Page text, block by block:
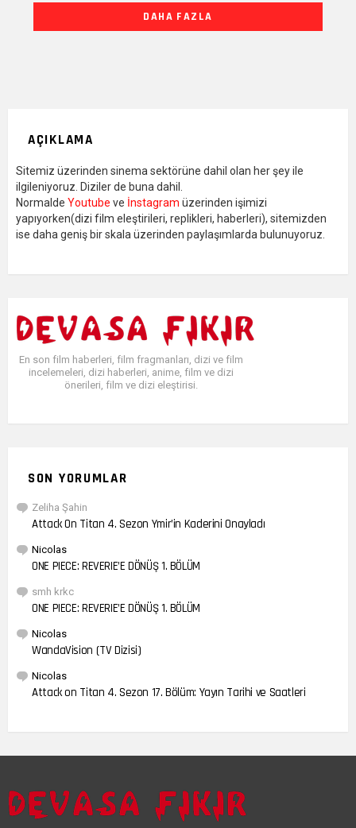
DAHA FAZLA
AÇIKLAMA
Sitemiz üzerinden sinema sektörüne dahil olan her şey ile
ilgileniyoruz. Diziler de buna dahil.
Normalde Youtube ve İnstagram üzerinden işimizi
yapıyorken(dizi film eleştirileri, replikleri, haberleri), sitemizden
ise daha geniş bir skala üzerinden paylaşımlarda bulunuyoruz.
En son film haberleri, film fragmanları, dizi ve film
incelemeleri, dizi haberleri, anime, film ve dizi
önerileri, film ve dizi eleştirisi.
SON YORUMLAR
Zeliha Şahin
Attack On Titan 4. Sezon Ymir’in Kaderini Onayladı
Nicolas
ONE PIECE: REVERIE’E DÖNÜŞ 1. BÖLÜM
smh krkc
ONE PIECE: REVERIE’E DÖNÜŞ 1. BÖLÜM
Nicolas
WandaVision (TV Dizisi)
Nicolas
Attack on Titan 4. Sezon 17. Bölüm: Yayın Tarihi ve Saatleri